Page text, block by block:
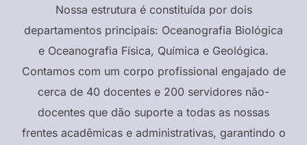
Nossa estrutura é constituída por dois
departamentos principais: Oceanografia Biológica
e Oceanografia Física, Química e Geológica.
Contamos com um corpo profissional engajado de
cerca de 40 docentes e 200 servidores não-
docentes que dão suporte a todas as nossas
frentes acadêmicas e administrativas, garantindo o